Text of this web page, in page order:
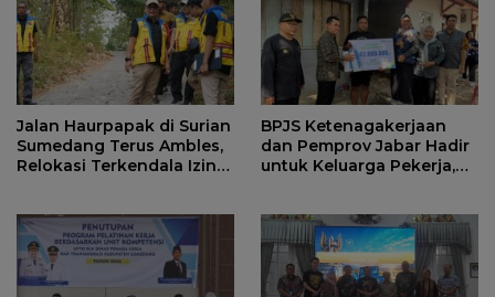
Jalan Haurpapak di Surian
Sumedang Terus Ambles,
Relokasi Terkendala Izin
BPJS Ketenagakerjaan
dan Pemprov Jabar Hadir
untuk Keluarga Pekerja,